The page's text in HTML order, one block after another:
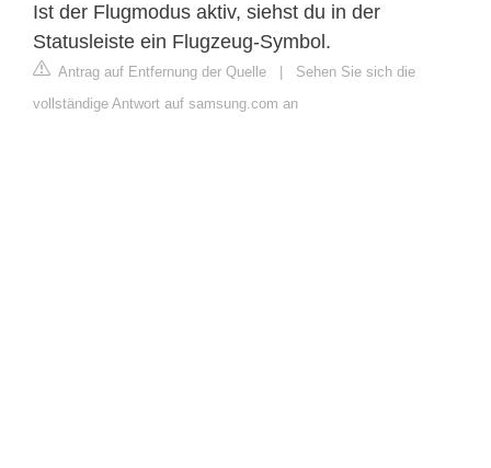
Ist der Flugmodus aktiv, siehst du in der
Statusleiste ein Flugzeug-Symbol.
Antrag auf Entfernung der Quelle
Sehen Sie sich die
vollständige Antwort auf samsung.com an